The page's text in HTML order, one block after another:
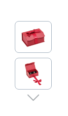
Omitir galería